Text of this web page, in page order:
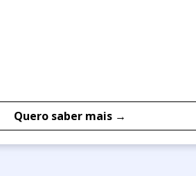
Quero saber mais →